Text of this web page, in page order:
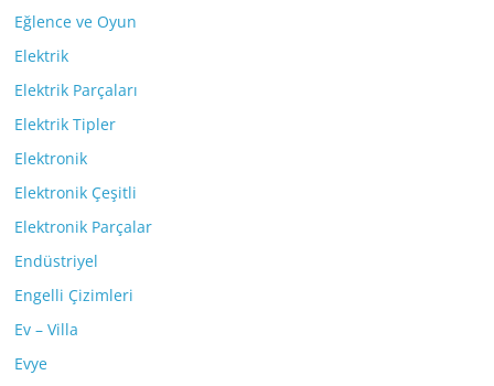
Eğlence ve Oyun
Elektrik
Elektrik Parçaları
Elektrik Tipler
Elektronik
Elektronik Çeşitli
Elektronik Parçalar
Endüstriyel
Engelli Çizimleri
Ev – Villa
Evye